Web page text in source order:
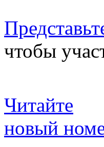
чтобы
Читайте
новый